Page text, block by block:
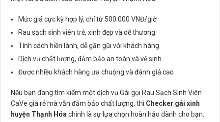
Mức giá cực kỳ hợp lý, chỉ từ 500.000 VNĐ/giờ
Rau sạch sinh viên trẻ, xinh đẹp và dễ thương
Tính cách hiền lành, dễ gần gũi với khách hàng
Dịch vụ chất lượng, đảm bảo an toàn và vệ sinh
Được nhiều khách hàng ưa chuộng và đánh giá cao
Nếu bạn đang tìm kiếm một dịch vụ Gái gọi Rau Sạch Sinh Viên
CaVe giá rẻ mà vẫn đảm bảo chất lượng, thì Checker gái xinh
huyện Thạnh Hóachính là sự lựa chọn hoàn hảo dành cho bạn.